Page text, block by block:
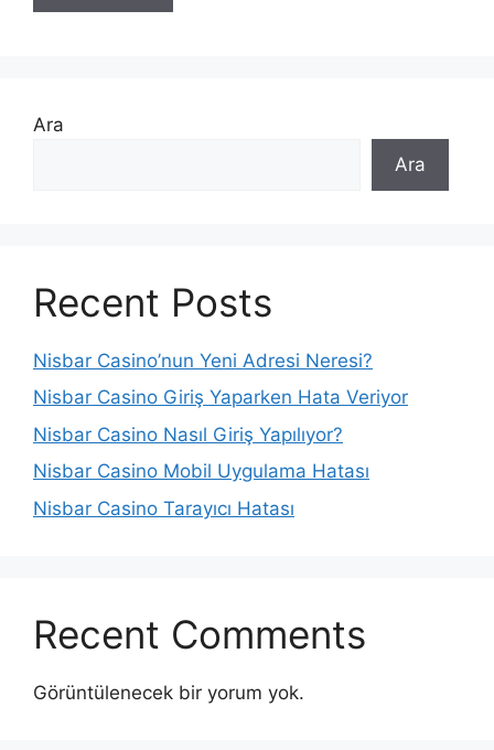
Ara
Ara
Recent Posts
Nisbar Casino’nun Yeni Adresi Neresi?
Nisbar Casino Giriş Yaparken Hata Veriyor
Nisbar Casino Nasıl Giriş Yapılıyor?
Nisbar Casino Mobil Uygulama Hatası
Nisbar Casino Tarayıcı Hatası
Recent Comments
Görüntülenecek bir yorum yok.